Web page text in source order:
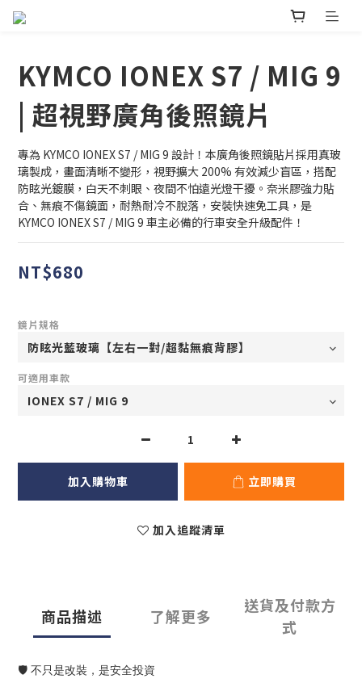
KYMCO IONEX S7 / MIG 9
| 超視野廣角後照鏡片
專為 KYMCO IONEX S7 / MIG 9 設計！本廣角後照鏡貼片採用真玻
璃製成，畫面清晰不變形，視野擴大 200% 有效減少盲區，搭配
防眩光鍍膜，白天不刺眼、夜間不怕遠光燈干擾。奈米膠強力貼
合、無痕不傷鏡面，耐熱耐冷不脫落，安裝快速免工具，是
KYMCO IONEX S7 / MIG 9 車主必備的行車安全升級配件！
NT$680
鏡片規格
可適用車款
加入購物車 立即購買
加入追蹤清單
商品描述 了解更多
送貨及付款方
式
🛡️ 不只是改裝，是安全投資